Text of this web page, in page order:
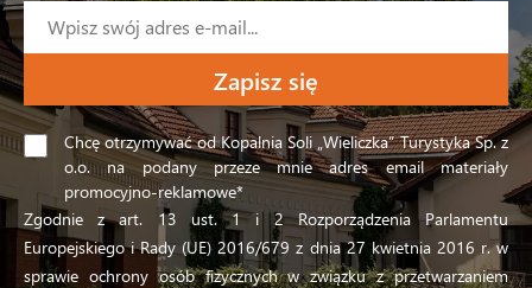
Chcę otrzymywać od Kopalnia Soli „Wieliczka” Turystyka Sp. z
o.o. na podany przeze mnie adres email materiały
promocyjno-reklamowe*
Zgodnie z art. 13 ust. 1 i 2 Rozporządzenia Parlamentu
Europejskiego i Rady (UE) 2016/679 z dnia 27 kwietnia 2016 r. w
sprawie ochrony osób fizycznych w związku z przetwarzaniem